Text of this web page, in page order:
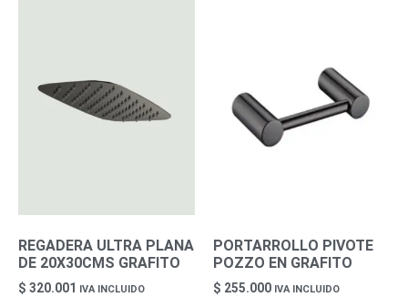
REGADERA ULTRA PLANA
DE 20X30CMS GRAFITO
$ 320.001 IVA INCLUIDO
PORTARROLLO PIVOTE
POZZO EN GRAFITO
$ 255.000 IVA INCLUIDO